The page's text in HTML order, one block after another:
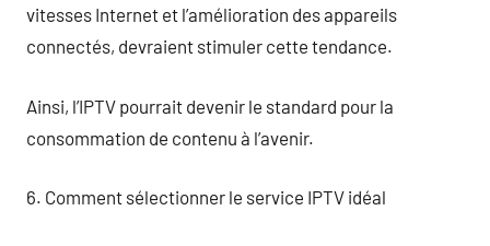
vitesses Internet et l’amélioration des appareils
connectés, devraient stimuler cette tendance.
Ainsi, l’IPTV pourrait devenir le standard pour la
consommation de contenu à l’avenir.
6. Comment sélectionner le service IPTV idéal